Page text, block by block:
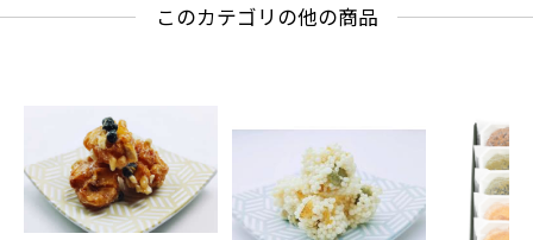
このカテゴリの他の商品